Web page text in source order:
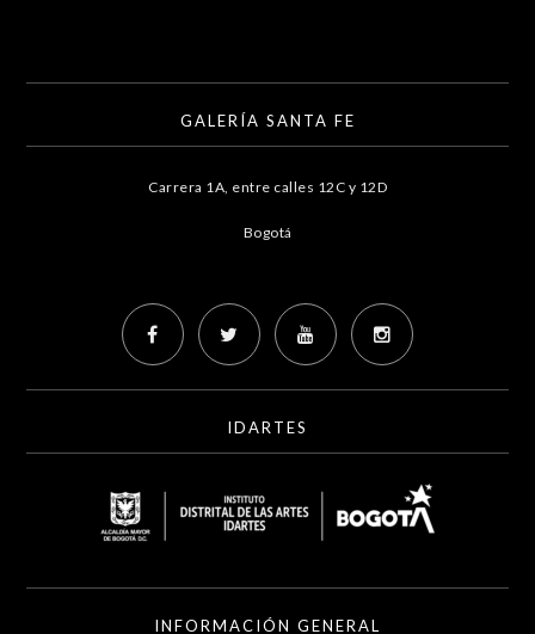
GALERÍA SANTA FE
Carrera 1A, entre calles 12C y 12D
Bogotá
IDARTES
INFORMACIÓN GENERAL